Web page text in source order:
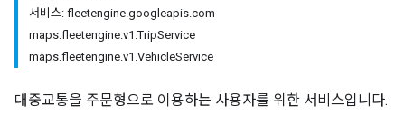
서비스: fleetengine.googleapis.com
maps.fleetengine.v1.TripService
maps.fleetengine.v1.VehicleService
대중교통을 주문형으로 이용하는 사용자를 위한 서비스입니다.